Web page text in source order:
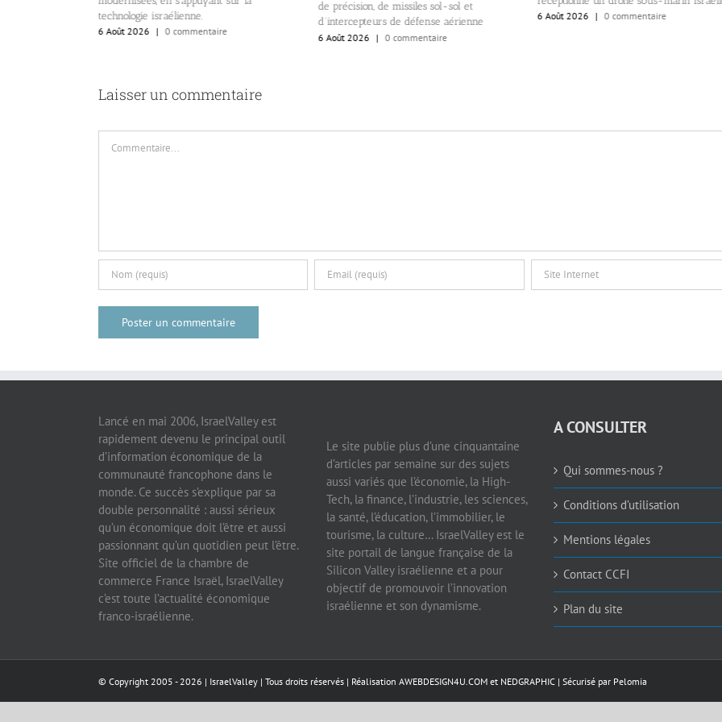
technologie israélienne.
6 Août 2026 | 0 commentaire
de précision, de missiles sol-sol et
d’intercepteurs de défense aérienne
6 Août 2026 | 0 commentaire
6 Août 2026 | 0 commentaire
Laisser un commentaire
Lancé en mai 2006, IsraelValley est
rapidement devenu le principal outil
d’information économique de la
communauté francophone dans le
monde. Ce succès s’explique par sa
double personnalité : aussi sérieux
qu’un économique doit l’être et aussi
passionnant qu’un quotidien peut l’être.
Site officiel de la chambre de
commerce France Israël, IsraelValley
c’est toute l’actualité économique
franco-israélienne.
Le site publie plus d’une cinquantaine
d’articles par semaine sur des sujets
aussi variés que l’économie, la High-
Tech, la finance, l’industrie, les sciences,
la santé, l’éducation, l’immobilier, le
tourisme, la culture… IsraelValley est le
site portail de langue française de la
Silicon Valley israélienne et a pour
objectif de promouvoir l’innovation
israélienne et son dynamisme.
A CONSULTER
Qui sommes-nous ?
Conditions d’utilisation
Mentions légales
Contact CCFI
Plan du site
© Copyright 2005 - 2026 | IsraelValley | Tous droits réservés | Réalisation AWEBDESIGN4U.COM et NEDGRAPHIC | Sécurisé par Pelomia